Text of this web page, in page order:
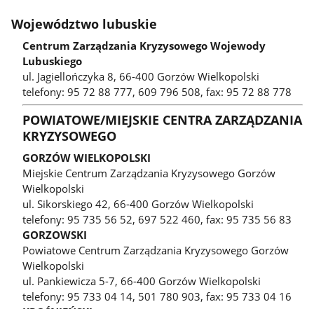
Województwo lubuskie
Centrum Zarządzania Kryzysowego Wojewody
Lubuskiego
ul. Jagiellończyka 8, 66-400 Gorzów Wielkopolski
telefony: 95 72 88 777, 609 796 508, fax: 95 72 88 778
POWIATOWE/MIEJSKIE CENTRA ZARZĄDZANIA
KRYZYSOWEGO
GORZÓW WIELKOPOLSKI
Miejskie Centrum Zarządzania Kryzysowego Gorzów
Wielkopolski
ul. Sikorskiego 42, 66-400 Gorzów Wielkopolski
telefony: 95 735 56 52, 697 522 460, fax: 95 735 56 83
GORZOWSKI
Powiatowe Centrum Zarządzania Kryzysowego Gorzów
Wielkopolski
ul. Pankiewicza 5-7, 66-400 Gorzów Wielkopolski
telefony: 95 733 04 14, 501 780 903, fax: 95 733 04 16